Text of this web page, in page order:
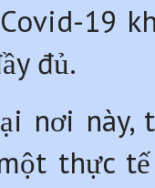
19
đủ.
nơi
thực